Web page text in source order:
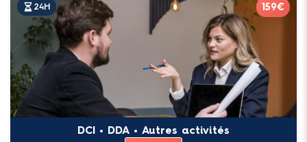
24H 159€
DCI • DDA • Autres activités